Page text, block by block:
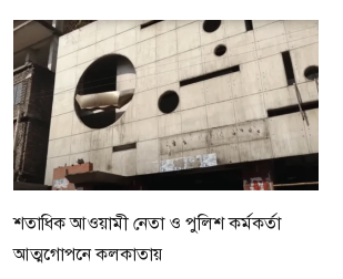
শতাধিক আওয়ামী নেতা ও পুলিশ কর্মকর্তা
আত্মগোপনে কলকাতায়